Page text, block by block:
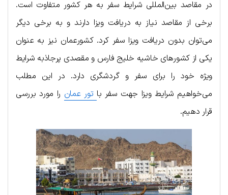
در مقاصد بین‌المللی شرایط سفر به هر کشور متفاوت است.
برخی از مقاصد نیاز به دریافت ویزا دارند و به برخی دیگر
می‌توان بدون دریافت ویزا سفر کرد. کشورعمان نیز به عنوان
یکی از کشورهای خاشیه خلیج فارس و مقصدی پرجاذبه شرایط
ویژه خود را برای سفر و گردشگری دارد. در این مطلب
می‌خواهیم شرایط ویزا جهت سفر با تور عمان را مورد بررسی
قرار دهیم.